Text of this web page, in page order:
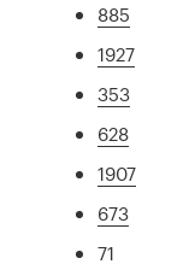
885
1927
353
628
1907
673
71